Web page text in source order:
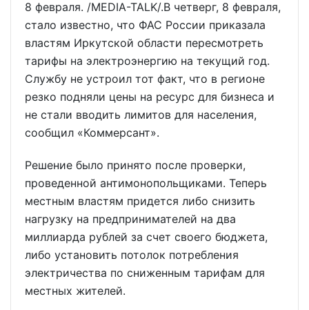
8 февраля. /MEDIA-TALK/.В четверг, 8 февраля,
стало известно, что ФАС России приказала
властям Иркутской области пересмотреть
тарифы на электроэнергию на текущий год.
Службу не устроил тот факт, что в регионе
резко подняли цены на ресурс для бизнеса и
не стали вводить лимитов для населения,
сообщил «Коммерсант».
Решение было принято после проверки,
проведенной антимонопольщиками. Теперь
местным властям придется либо снизить
нагрузку на предпринимателей на два
миллиарда рублей за счет своего бюджета,
либо установить потолок потребления
электричества по сниженным тарифам для
местных жителей.